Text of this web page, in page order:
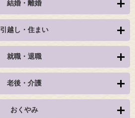
結婚・離婚
引越し・住まい
就職・退職
老後・介護
おくやみ